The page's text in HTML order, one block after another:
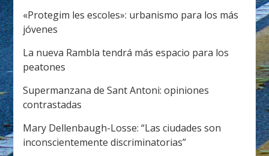
«Protegim les escoles»: urbanismo para los más
jóvenes
La nueva Rambla tendrá más espacio para los
peatones
Supermanzana de Sant Antoni: opiniones
contrastadas
Mary Dellenbaugh-Losse: “Las ciudades son
inconscientemente discriminatorias”